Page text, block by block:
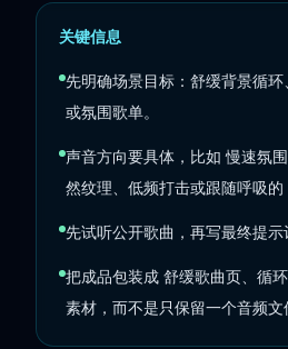
关键信息
先明确场景目标：舒缓背景循
或氛围歌单。
声音方向要具体，比如 慢速氛
然纹理、低频打击或跟随呼吸的
先试听公开歌曲，再写最终提示
把成品包装成 舒缓歌曲页、循
素材，而不是只保留一个音频文